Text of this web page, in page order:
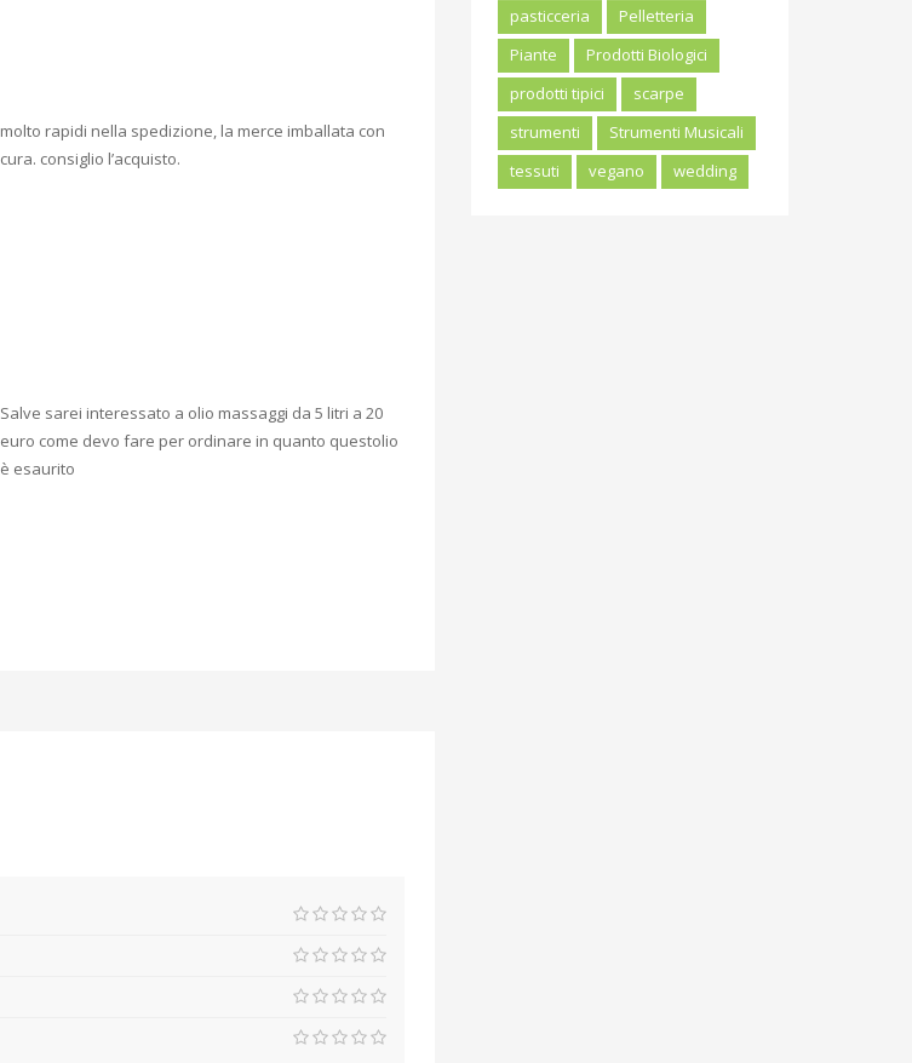
molto rapidi nella spedizione, la merce imballata con
cura. consiglio l’acquisto.
Salve sarei interessato a olio massaggi da 5 litri a 20
euro come devo fare per ordinare in quanto questolio
è esaurito
pasticceria
Pelletteria
Piante
Prodotti Biologici
prodotti tipici
scarpe
strumenti
Strumenti Musicali
tessuti
vegano wedding